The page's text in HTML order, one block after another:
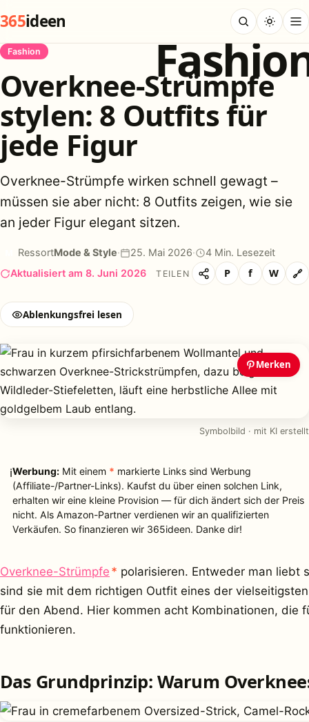
365ideen
Fashion
Overknee-Strümpfe
stylen: 8 Outfits für
jede Figur
Overknee-Strümpfe wirken schnell gewagt –
müssen sie aber nicht: 8 Outfits zeigen, wie sie
an jeder Figur elegant sitzen.
RessortMode & Style· 25. Mai 2026·
4 Min. Lesezeit
Aktualisiert am 8. Juni 2026
TEILEN P f W 🔗
Ablenkungsfrei lesen
Merken
Symbolbild · mit KI erstellt
ℹWerbung:Mit einem * markierte Links sind Werbung
(Affiliate-/Partner-Links). Kaufst du über einen solchen Link,
erhalten wir eine kleine Provision — für dich ändert sich der Preis
nicht. Als Amazon-Partner verdienen wir an qualifizierten
Verkäufen. So finanzieren wir 365ideen. Danke dir!
Overknee-Strümpfe *(Werbung)
polarisieren. Entweder man liebt
sind sie mit dem richtigen Outfit eines der
für den Abend. Hier kommen acht Kombinationen, die
funktionieren.
Das Grundprinzip: Warum